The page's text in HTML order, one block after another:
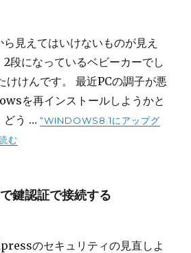
見えてはいけないものが見え
段になっているベビーカーでし
けけんです。 最近PCの調子が悪
を再インストールしようかと
どう … “WINDOWS8.1にアップグ
む
鍵認証で接続する
のセキュリティの見直しよ